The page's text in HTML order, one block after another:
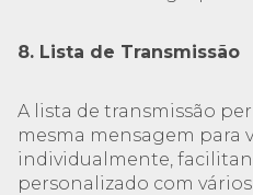
8. Lista de Transmissão
A lista de transmissão
mesma mensagem para
individualmente,
personalizado com